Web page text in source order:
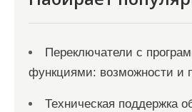
Переключатели с
функциями: возможности и
Техническая поддержка